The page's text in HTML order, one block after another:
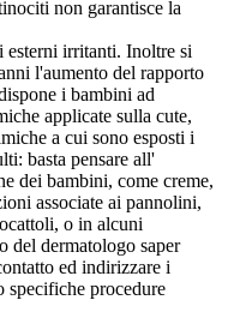
non garantisce la
esterni irritanti. Inoltre si
l'aumento del rapporto
i bambini ad
applicate sulla cute,
a cui sono esposti i
basta pensare all'
dei bambini, come creme,
associate ai pannolini,
o in alcuni
del dermatologo saper
ed indirizzare i
specifiche procedure